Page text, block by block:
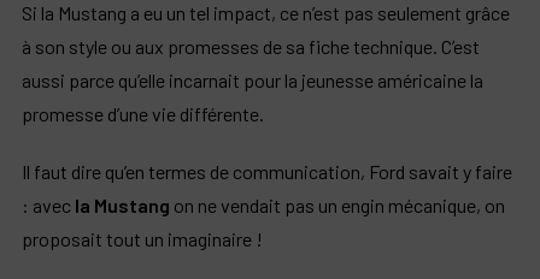
Si la Mustang a eu un tel impact, ce n’est pas seulement grâce
à son style ou aux promesses de sa fiche technique. C’est
aussi parce qu’elle incarnait pour la jeunesse américaine la
promesse d’une vie différente.
Il faut dire qu’en termes de communication, Ford savait y faire
: avec la Mustang on ne vendait pas un engin mécanique, on
proposait tout un imaginaire !